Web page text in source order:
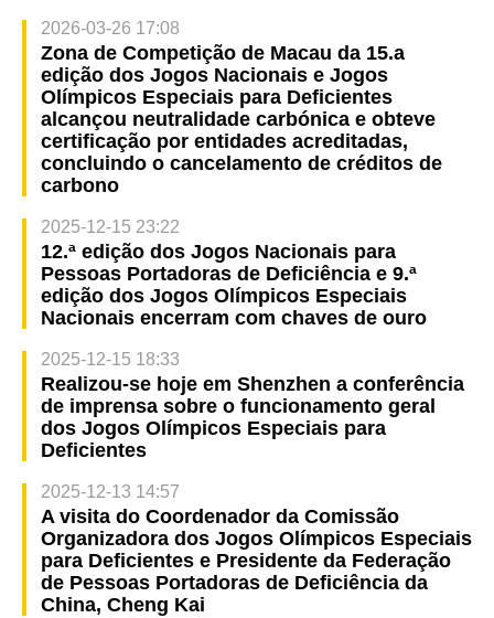
2026-03-26 17:08
Zona de Competição de Macau da 15.a
edição dos Jogos Nacionais e Jogos
Olímpicos Especiais para Deficientes
alcançou neutralidade carbónica e obteve
certificação por entidades acreditadas,
concluindo o cancelamento de créditos de
carbono
2025-12-15 23:22
12.ª edição dos Jogos Nacionais para
Pessoas Portadoras de Deficiência e 9.ª
edição dos Jogos Olímpicos Especiais
Nacionais encerram com chaves de ouro
2025-12-15 18:33
Realizou-se hoje em Shenzhen a conferência
de imprensa sobre o funcionamento geral
dos Jogos Olímpicos Especiais para
Deficientes
2025-12-13 14:57
A visita do Coordenador da Comissão
Organizadora dos Jogos Olímpicos Especiais
para Deficientes e Presidente da Federação
de Pessoas Portadoras de Deficiência da
China, Cheng Kai